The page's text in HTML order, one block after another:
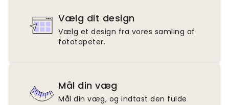
Vælg dit design
Vælg et design fra vores samling af
fototapeter.
Mål din væg
Mål din væg, og indtast den fulde